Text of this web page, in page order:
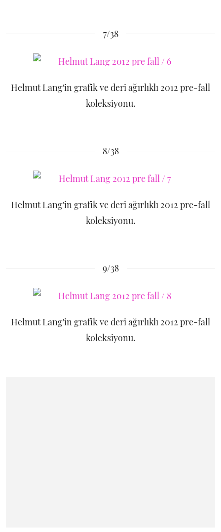
7/38
Helmut Lang'in grafik ve deri ağırlıklı 2012 pre-fall
koleksiyonu.
8/38
Helmut Lang'in grafik ve deri ağırlıklı 2012 pre-fall
koleksiyonu.
9/38
Helmut Lang'in grafik ve deri ağırlıklı 2012 pre-fall
koleksiyonu.